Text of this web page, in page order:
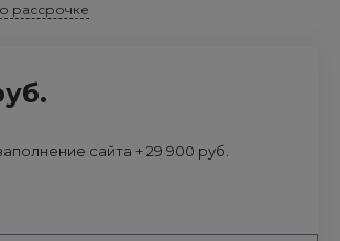
рассрочке
сайта + 29 900 руб.